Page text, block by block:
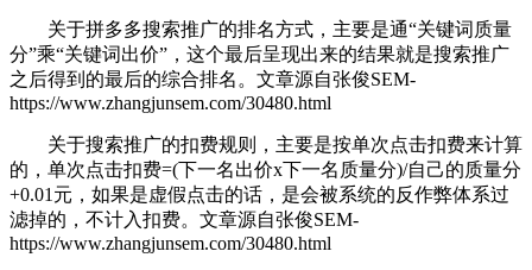
关于拼多多搜索推广的排名方式，主要是通“关键词质量
分”乘“关键词出价”，这个最后呈现出来的结果就是搜索推广
之后得到的最后的综合排名。 文章源自张俊SEM-
https://www.zhangjunsem.com/30480.html
关于搜索推广的扣费规则，主要是按单次点击扣费来计算
的，单次点击扣费=(下一名出价x下一名质量分)/自己的质量分
+0.01元，如果是虚假点击的话，是会被系统的反作弊体系过
滤掉的，不计入扣费。 文章源自张俊SEM-
https://www.zhangjunsem.com/30480.html